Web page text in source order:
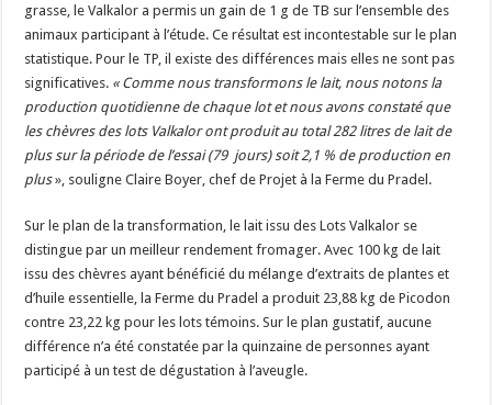
grasse, le Valkalor a permis un gain de 1 g de TB sur l’ensemble des
animaux participant à l’étude. Ce résultat est incontestable sur le plan
statistique. Pour le TP, il existe des différences mais elles ne sont pas
significatives. « Comme nous transformons le lait, nous notons la
production quotidienne de chaque lot et nous avons constaté que
les chèvres des lots Valkalor ont produit au total 282 litres de lait de
plus sur la période de l’essai (79 jours) soit2,1 % de production en
plus » , souligne Claire Boyer, chef de Projet à la Ferme du Pradel.
Sur le plan de la transformation, le lait issu des Lots Valkalor se
distingue par un meilleur rendement fromager. Avec 100 kg de lait
issu des chèvres ayant bénéficié du mélange d’extraits de plantes et
d’huile essentielle, la Ferme du Pradel a produit 23,88 kg de Picodon
contre 23,22 kg pour les lots témoins. Sur le plan gustatif, aucune
différence n’a été constatée par la quinzaine de personnes ayant
participé à un test de dégustation à l’aveugle.